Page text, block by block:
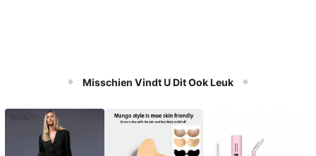
Misschien Vindt U Dit Ook Leuk